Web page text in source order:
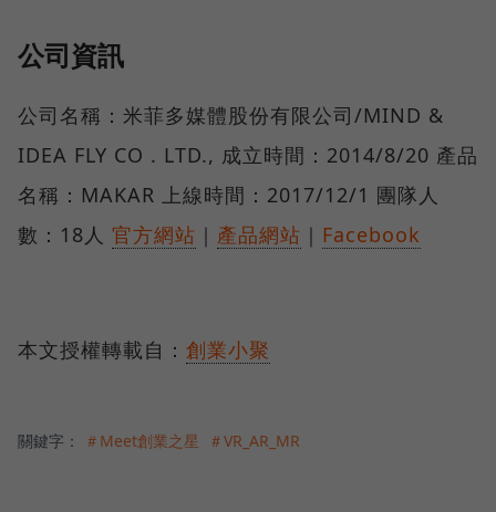
公司資訊
公司名稱：米菲多媒體股份有限公司/MIND &
IDEA FLY CO . LTD., 成立時間：2014/8/20 產品
名稱：MAKAR 上線時間：2017/12/1 團隊人
數：18人 官方網站 ｜ 產品網站 ｜ Facebook
本文授權轉載自： 創業小聚
關鍵字： ＃Meet創業之星 ＃VR_AR_MR